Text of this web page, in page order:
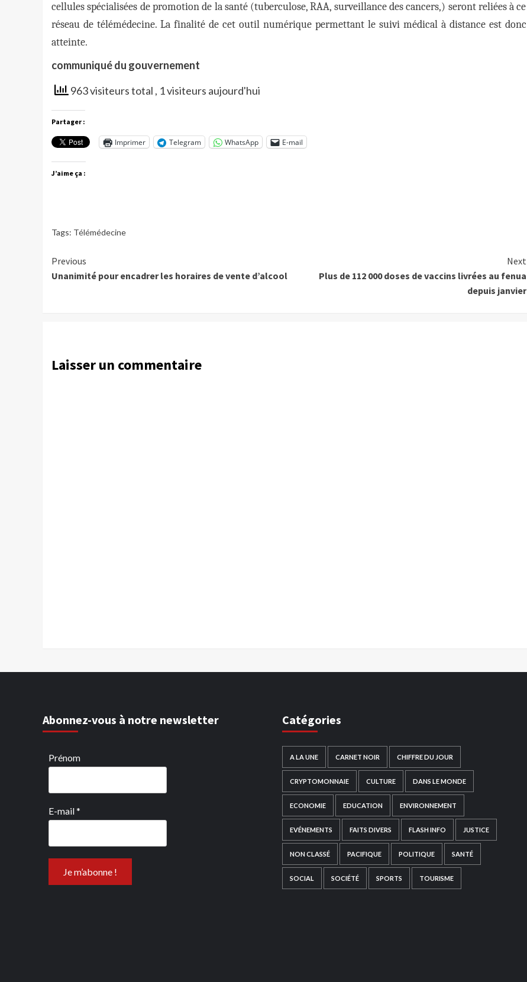
cellules spécialisées de promotion de la santé (tuberculose, RAA, surveillance des cancers,) seront reliées à ce
réseau de télémédecine. La finalité de cet outil numérique permettant le suivi médical à distance est donc
atteinte.
communiqué du gouvernement
963 visiteurs total , 1 visiteurs aujourd'hui
Partager :
Imprimer Telegram WhatsApp E-mail
J’aime ça :
Tags: Télémédecine
Continue
Reading
Previous
Unanimité pour encadrer les horaires de vente d’alcool
Next
Plus de 112 000 doses de vaccins livrées au fenua
depuis janvier
Laisser un commentaire
Abonnez-vous à notre newsletter
Prénom
E-mail*
Catégories
A LA UNE CARNET NOIR CHIFFRE DU JOUR
CRYPTOMONNAIE CULTURE DANS LE MONDE
ECONOMIE EDUCATION ENVIRONNEMENT
EVÉNEMENTS FAITS DIVERS FLASH INFO JUSTICE
NON CLASSÉ PACIFIQUE POLITIQUE SANTÉ
SOCIAL SOCIÉTÉ SPORTS TOURISME